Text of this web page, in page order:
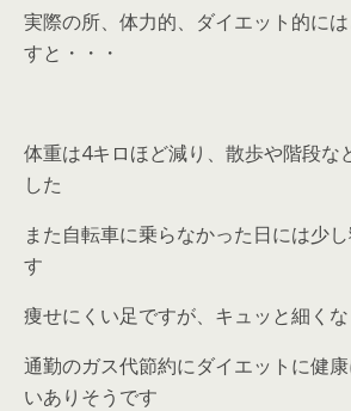
実際の所、体力的、ダイエット的に
すと・・・
体重は4キロほど減り、散歩や階段な
した
また自転車に乗らなかった日には少
す
痩せにくい足ですが、キュッと細くな
通勤のガス代節約にダイエットに健
いありそうです